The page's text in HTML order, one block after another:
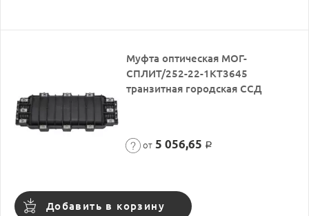
Муфта оптическая МОГ-
СПЛИТ/252-22-1КТ3645
транзитная городская ССД
от 5 056,65 Р
Добавить в корзину